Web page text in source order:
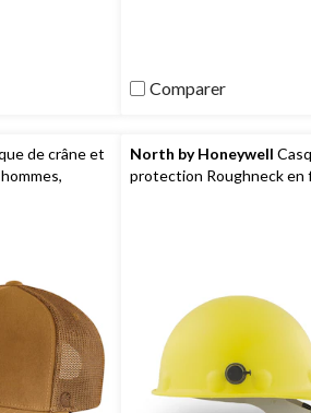
Comparer
de crâne et
North by Honeywell
protection Roughneck en